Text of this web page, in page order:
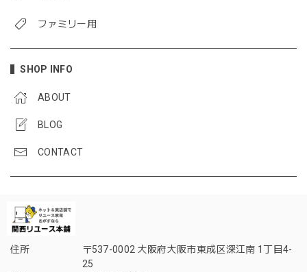
ファミリー用
SHOP INFO
ABOUT
BLOG
CONTACT
住所
〒537-0002 大阪府大阪市東成区深江南 1丁目4-
25